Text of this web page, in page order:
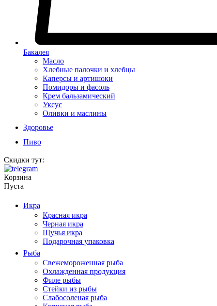
Бакалея
Масло
Хлебные палочки и хлебцы
Каперсы и артишоки
Помидоры и фасоль
Крем бальзамический
Уксус
Оливки и маслины
Здоровье
Пиво
Скидки тут:
Корзина
Пуста
Икра
Красная икра
Черная икра
Щучья икра
Подарочная упаковка
Рыба
Свежемороженная рыба
Охлажденная продукция
Филе рыбы
Стейки из рыбы
Слабосоленая рыба